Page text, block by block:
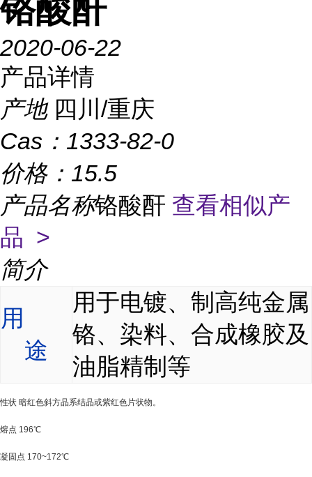
铬酸酐
2020-06-22
产品详情
产地 四川/重庆
Cas： 1333-82-0
价格： 15.5
产品名称铬酸酐 查看相似产
品 >
简介
用
途
用于电镀、制高纯金属
铬、染料、合成橡胶及
油脂精制等
性状 暗红色斜方晶系结晶或紫红色片状物。
熔点 196℃
凝固点 170~172℃